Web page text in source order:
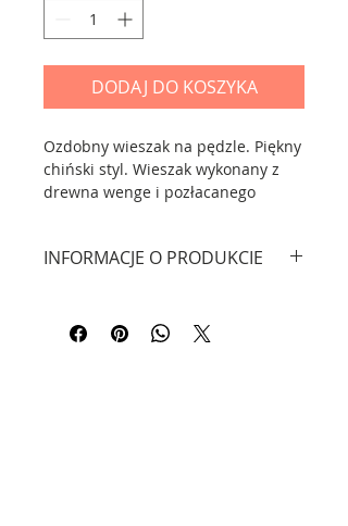
DODAJ DO KOSZYKA
Ozdobny wieszak na pędzle. Piękny
chiński styl. Wieszak wykonany z
drewna wenge i pozłacanego
INFORMACJE O PRODUKCIE
szerokość 34,8 cm. Materiał:
drewno (wenge), malowany metal.